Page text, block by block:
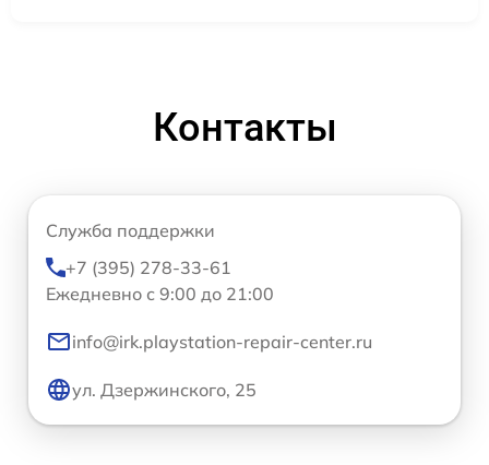
Контакты
Служба поддержки
+7 (395) 278-33-61
Ежедневно с 9:00 до 21:00
info@irk.playstation-repair-center.ru
ул. Дзержинского, 25